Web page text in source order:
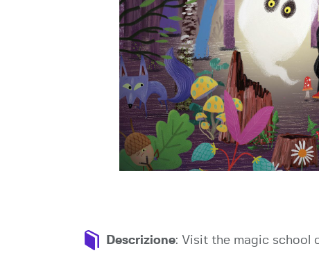
Descrizione: Visit the magic school